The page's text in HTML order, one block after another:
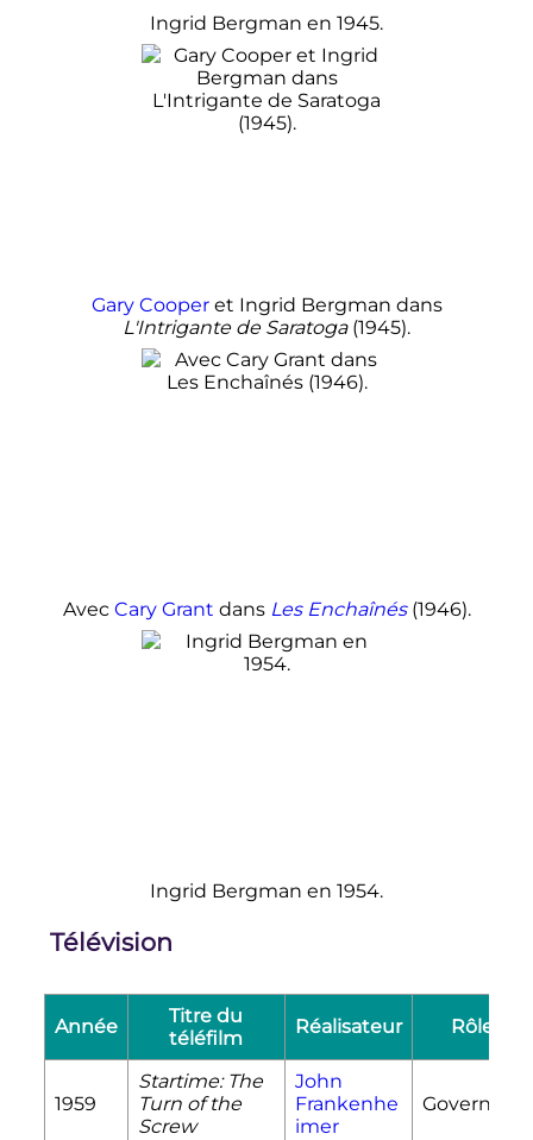
Ingrid Bergman en 1945.
Gary Cooperet Ingrid Bergman dans
L'Intrigante de Saratoga(1945).
Avec Cary Grant dans Les Enchaînés(1946).
Ingrid Bergman en 1954.
Télévision
Année
Titre du
téléfilm
Réalisateur Rôle
1959
Startime: The
Turn of the
Screw
John
Frankenhe
imer
Governess